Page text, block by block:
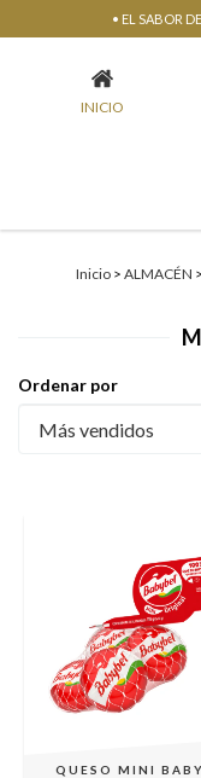
• EL SABOR
MINI BABYBEL
INICIO
Inicio > ALMACÉN >
Ordenar por
QUESO MINI